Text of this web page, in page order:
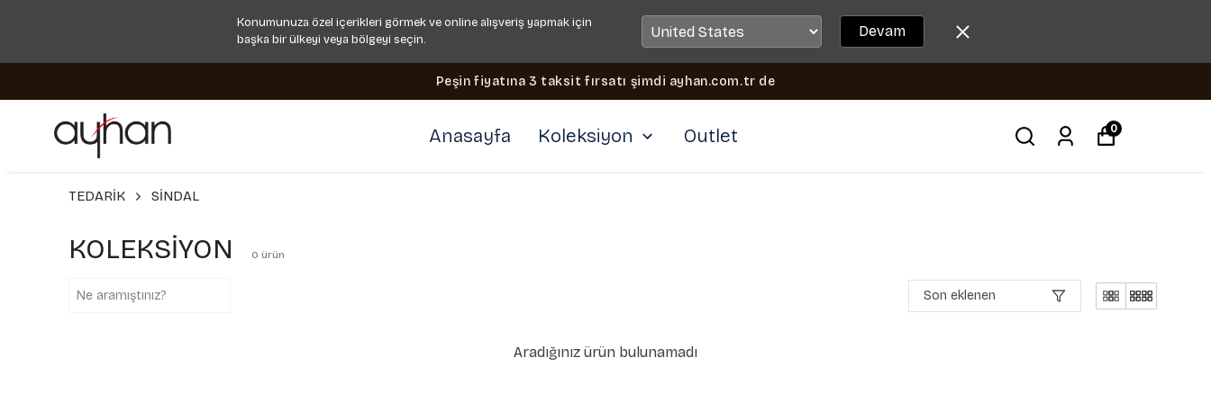
Konumunuza özel içerikleri görmek ve online alışveriş yapmak için
başka bir ülkeyi veya bölgeyi seçin.
Devam
Peşin fiyatına 3 taksit fırsatı şimdi ayhan.com.tr de
Anasayfa Koleksiyon Outlet 0
TEDARİK SİNDAL
KOLEKSİYON 0 ürün
Son eklenen
Aradığınız ürün bulunamadı